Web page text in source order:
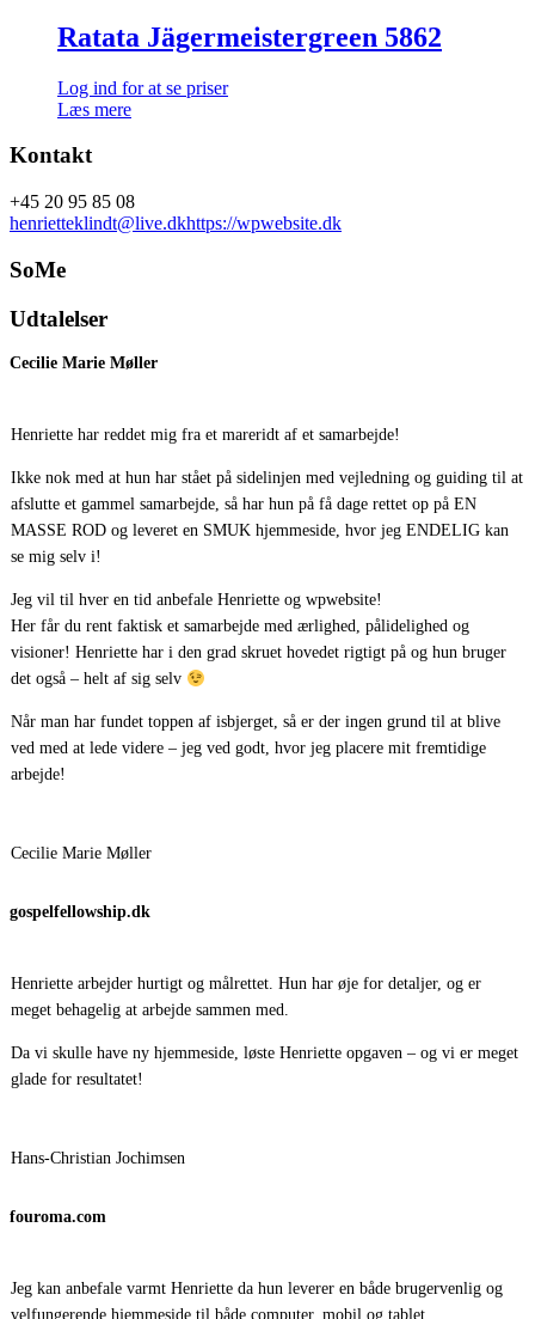
Ratata Jägermeistergreen 5862
Log ind for at se priser
Læs mere
Kontakt
+45 20 95 85 08
henrietteklindt@live.dkhttps://wpwebsite.dk
SoMe
Udtalelser
Cecilie Marie Møller
Henriette har reddet mig fra et mareridt af et samarbejde!
Ikke nok med at hun har stået på sidelinjen med vejledning og guiding til at
afslutte et gammel samarbejde, så har hun på få dage rettet op på EN
MASSE ROD og leveret en SMUK hjemmeside, hvor jeg ENDELIG kan
se mig selv i!
Jeg vil til hver en tid anbefale Henriette og wpwebsite!
Her får du rent faktisk et samarbejde med ærlighed, pålidelighed og
visioner! Henriette har i den grad skruet hovedet rigtigt på og hun bruger
det også – helt af sig selv
Når man har fundet toppen af isbjerget, så er der ingen grund til at blive
ved med at lede videre – jeg ved godt, hvor jeg placere mit fremtidige
arbejde!
Cecilie Marie Møller
gospelfellowship.dk
Henriette arbejder hurtigt og målrettet. Hun har øje for detaljer, og er
meget behagelig at arbejde sammen med.
Da vi skulle have ny hjemmeside, løste Henriette opgaven – og vi er meget
glade for resultatet!
Hans-Christian Jochimsen
fouroma.com
Jeg kan anbefale varmt Henriette da hun leverer en både brugervenlig og
velfungerende hjemmeside til både computer, mobil og tablet.